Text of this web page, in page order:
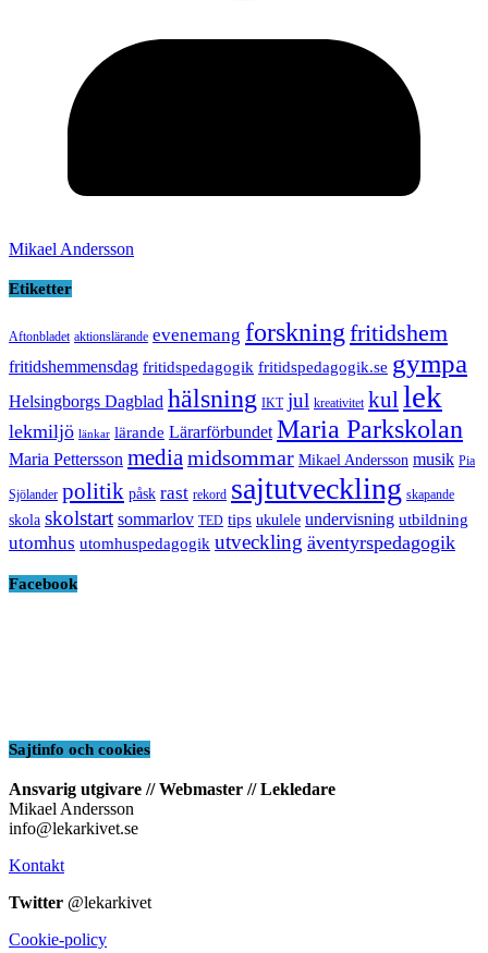
Mikael Andersson
Etiketter
Aftonbladet aktionslärande evenemang forskningfritidshem
fritidshemmensdag fritidspedagogik fritidspedagogik.se gympa
Helsingborgs Dagblad hälsning IKT jul kreativitet kul lek
lekmiljö länkar lärande Lärarförbundet Maria Parkskolan
Maria Pettersson mediamidsommar Mikael Andersson musik Pia
Sjölander politik påsk rast rekord sajtutveckling skapande
skola skolstart sommarlov TED tips ukulele undervisning utbildning
utomhus utomhuspedagogik utveckling äventyrspedagogik
Facebook
Sajtinfo och cookies
Ansvarig utgivare // Webmaster // Lekledare
Mikael Andersson
info@lekarkivet.se
Kontakt
Twitter @lekarkivet
Cookie-policy